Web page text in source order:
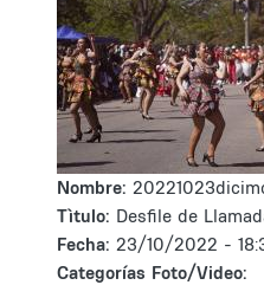
Nombre:
Tìtulo: Desfile de
Fecha: 23/10/2022 -
Categorías Foto/Video: